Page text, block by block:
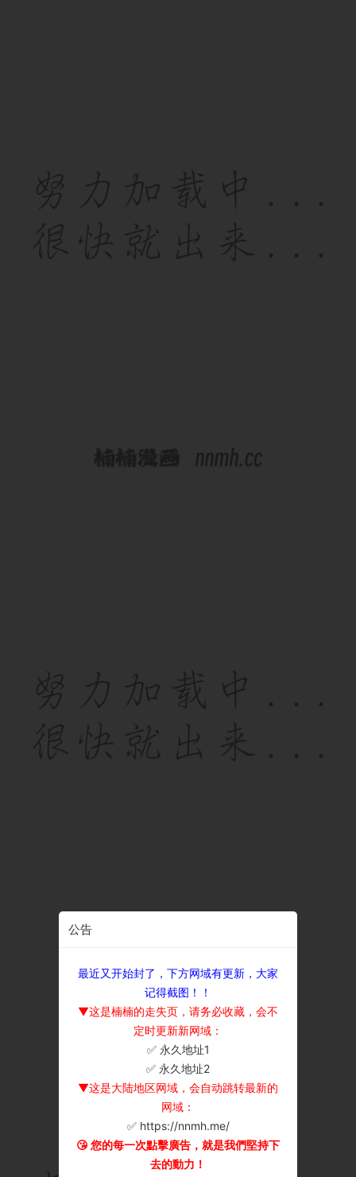
公告
最近又开始封了，下方网域有更新，大家
记得截图！！
▼这是楠楠的走失页，请务必收藏，会不
定时更新新网域：
✅ 永久地址1
✅ 永久地址2
▼这是大陆地区网域，会自动跳转最新的
网域：
✅ https://nnmh.me/
😘 您的每一次點擊廣告，就是我們堅持下
去的動力！